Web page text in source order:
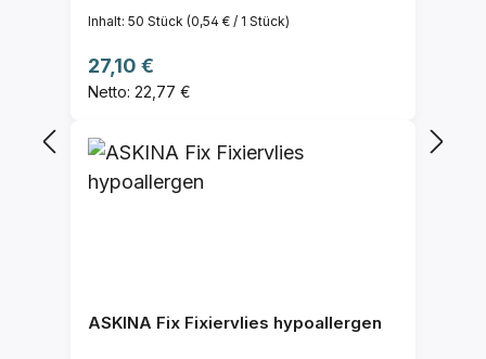
Inhalt: 50 Stück (0,54 € / 1 Stück)
Regulärer Preis:
27,10 €
Netto: 22,77 €
ASKINA Fix Fixiervlies hypoallergen